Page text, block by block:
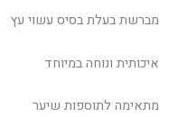
מברשת בעלת בסיס עשוי עץ
איכותית ונוחה במיוחד
מתאימה לתוספות שיער